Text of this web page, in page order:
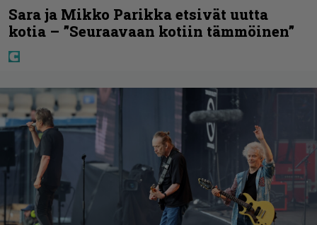
Sara ja Mikko Parikka etsivät uutta
kotia – ”Seuraavaan kotiin tämmöinen”